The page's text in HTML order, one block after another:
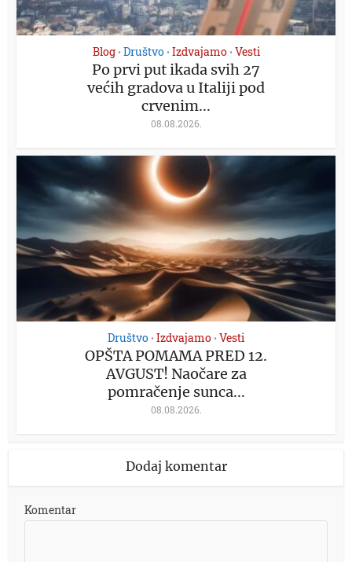
Blog • Društvo • Izdvajamo • Vesti
Po prvi put ikada svih 27
većih gradova u Italiji pod
crvenim...
08.08.2026.
Društvo • Izdvajamo • Vesti
OPŠTA POMAMA PRED 12.
AVGUST! Naočare za
pomračenje sunca...
08.08.2026.
Dodaj komentar
Komentar